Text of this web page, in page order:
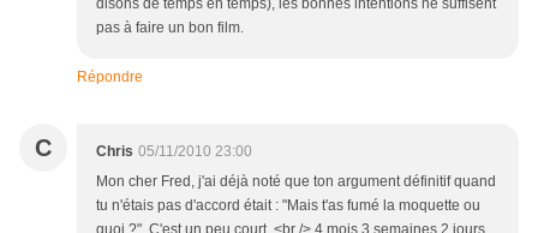
disons de temps en temps), les bonnes intentions ne suffisent
pas à faire un bon film.
Répondre
C Chris 05/11/2010 23:00
Mon cher Fred, j'ai déjà noté que ton argument définitif quand
tu n'étais pas d'accord était : "Mais t'as fumé la moquette ou
quoi ?". C'est un peu court. <br /> 4 mois 3 semaines 2 jours